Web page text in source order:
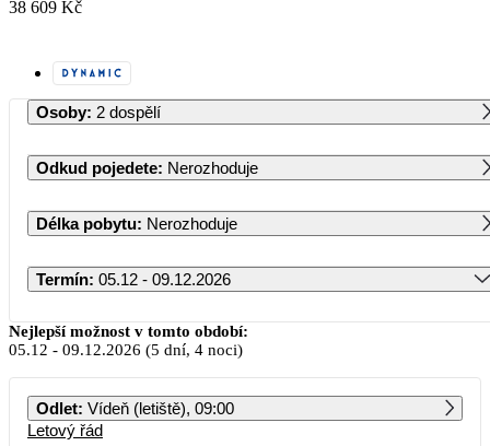
38 609 Kč
Osoby: 2 dospělí
Odkud pojedete: Nerozhoduje
Délka pobytu: Nerozhoduje
Termín: 05.12 - 09.12.2026
Prosinec 2026
PO ÚT ST ČT PÁ SO NE
Nejlepší možnost v tomto období:
05.12 - 09.12.2026 (5 dní, 4 noci)
Odlet: Vídeň (letiště), 09:00
Letový řád